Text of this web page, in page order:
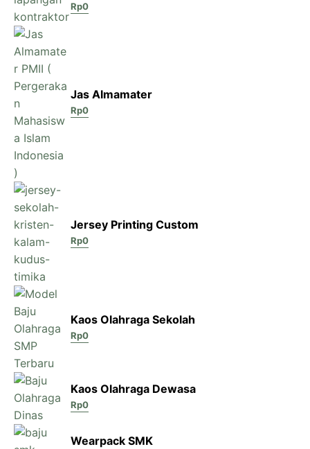
Rp0
Jas Almamater
Rp0
Jersey Printing Custom
Rp0
Kaos Olahraga Sekolah
Rp0
Kaos Olahraga Dewasa
Rp0
Wearpack SMK